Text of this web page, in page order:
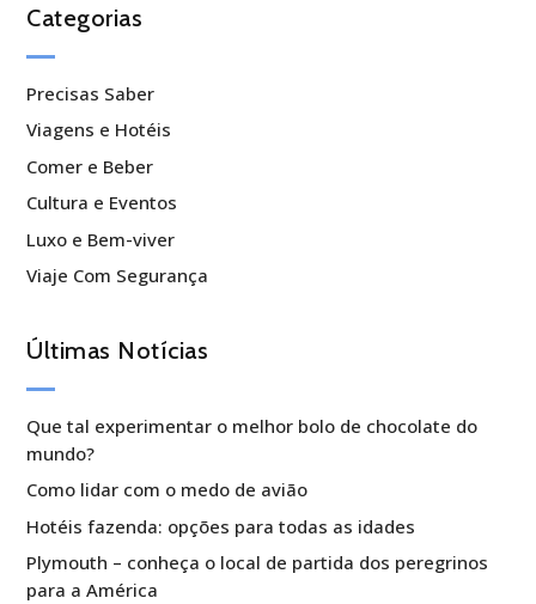
Categorias
Precisas Saber
Viagens e Hotéis
Comer e Beber
Cultura e Eventos
Luxo e Bem-viver
Viaje Com Segurança
Últimas Notícias
Que tal experimentar o melhor bolo de chocolate do
mundo?
Como lidar com o medo de avião
Hotéis fazenda: opções para todas as idades
Plymouth – conheça o local de partida dos peregrinos
para a América